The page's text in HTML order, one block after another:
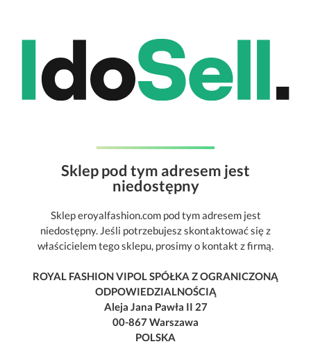
Sklep pod tym adresem jest
niedostępny
Sklep eroyalfashion.com pod tym adresem jest
niedostępny. Jeśli potrzebujesz skontaktować się z
właścicielem tego sklepu, prosimy o kontakt z firmą.
ROYAL FASHION VIPOL SPÓŁKA Z OGRANICZONĄ
ODPOWIEDZIALNOŚCIĄ
Aleja Jana Pawła II 27
00-867 Warszawa
POLSKA